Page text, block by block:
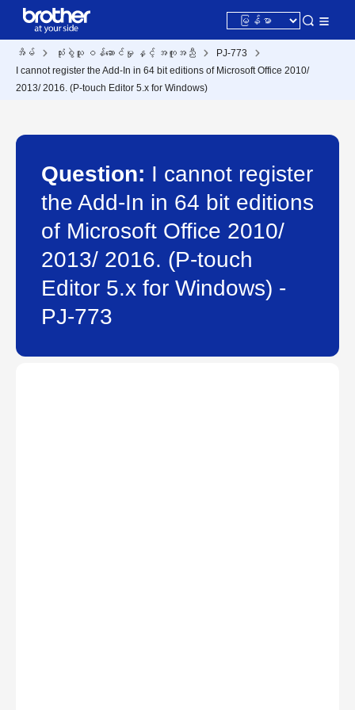
အိမ် သုံးစွဲသူ ဝန်ဆောင်မှု နှင့် အကူအညီ
PJ-773
I cannot register the Add-In in 64 bit editions of Microsoft Office 2010/
2013/ 2016. (P-touch Editor 5.x for Windows)
Question: I cannot register
the Add-In in 64 bit editions
of Microsoft Office 2010/
2013/ 2016. (P-touch
Editor 5.x for Windows) -
PJ-773